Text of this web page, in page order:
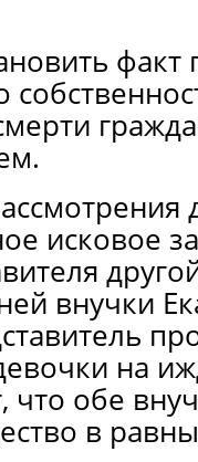
факт
исковое
внучки
на
что обе
в